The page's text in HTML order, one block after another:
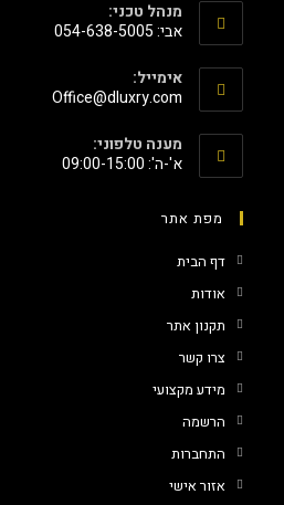
מנהל טכני:
אבי: 054-638-5005
אימייל:
‫Office@dluxry.com‬
מענה טלפוני:
א'-ה': 09:00-15:00
מפת אתר
דף הבית
אודות
תקנון אתר
צרו קשר
מידע מקצועי
הרשמה
התחברות
אזור אישי